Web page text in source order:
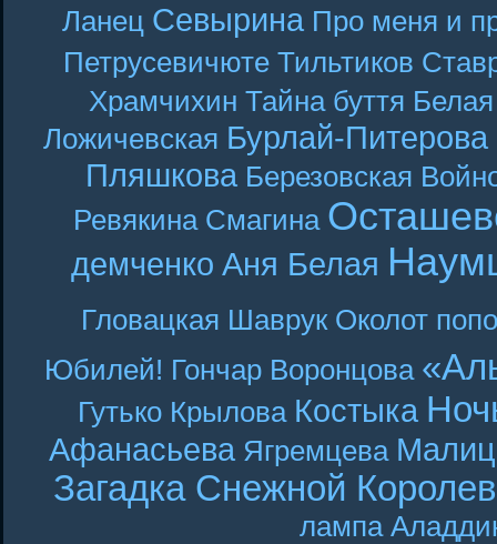
Ланец Севырина Про меня и
Петрусевичюте Тильтиков
Храмчихин Тайна буття
Ложичевская Бурлай-Питерова
Пляшкова Березовская
Ревякина Смагина
демченко Аня Белая
Гловацкая Шаврук Околот
Юбилей! Гончар Воронцова
Гутько Крылова Костыка
Афанасьева Ягремцева
Загадка Снежной
лампа